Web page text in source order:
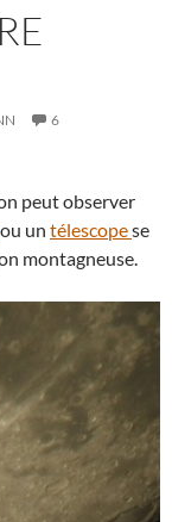
6
peut observer
ou un télescopese
montagneuse.